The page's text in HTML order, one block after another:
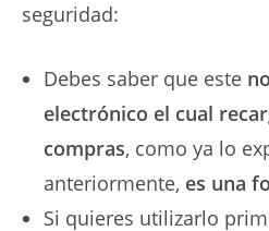
seguridad:
Debes saber que este
electrónico el cual
compras, como ya lo
anteriormente, es una
Si quieres utilizarlo